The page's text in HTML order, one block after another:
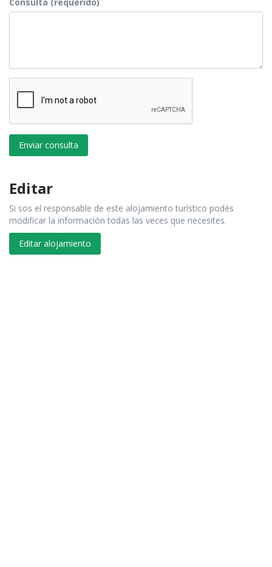
Enviar consulta
Editar
Si sos el responsable de este alojamiento turístico podés
modificar la información todas las veces que necesites.
Editar alojamiento